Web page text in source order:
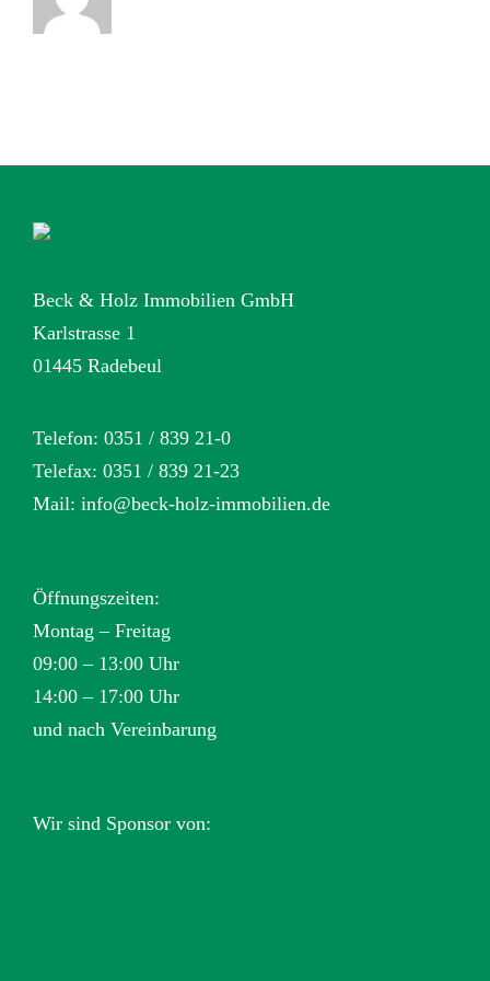
Beck & Holz Immobilien GmbH
Karlstrasse 1
01445 Radebeul
Telefon: 0351 / 839 21-0
Telefax: 0351 / 839 21-23
Mail: info@beck-holz-immobilien.de
Öffnungszeiten:
Montag – Freitag
09:00 – 13:00 Uhr
14:00 – 17:00 Uhr
und nach Vereinbarung
Wir sind Sponsor von: